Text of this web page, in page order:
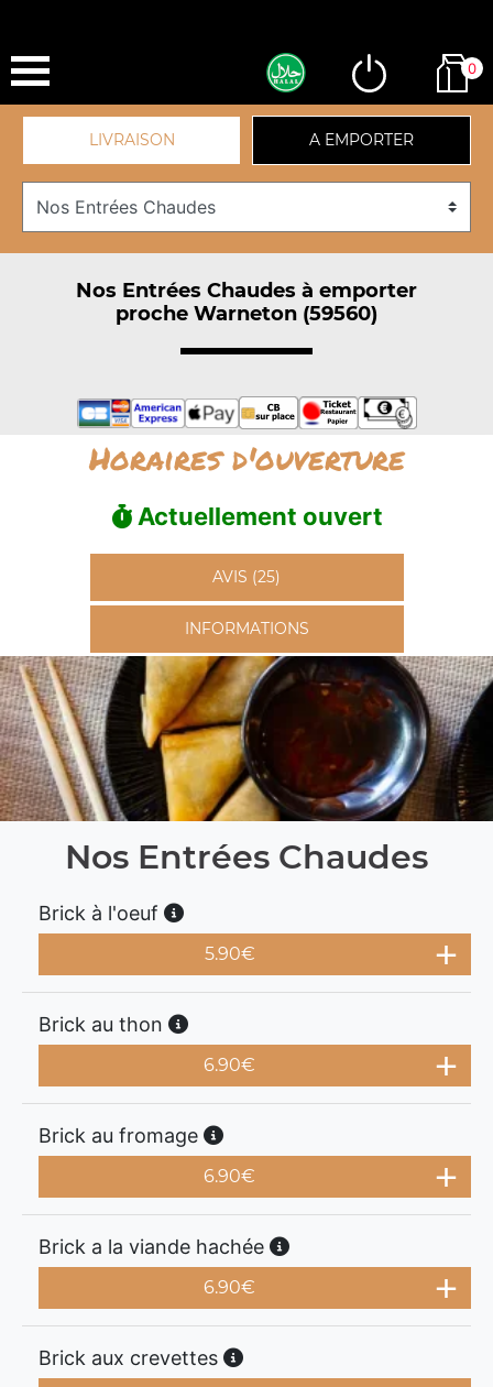
0
LIVRAISON A EMPORTER
Nos Entrées Chaudes à emporter
proche Warneton (59560)
Horaires d'ouverture
Actuellement ouvert
AVIS (25)
INFORMATIONS
Nos Entrées Chaudes
Brick à l'oeuf
5.90€
Brick au thon
6.90€
Brick au fromage
6.90€
Brick a la viande hachée
6.90€
Brick aux crevettes